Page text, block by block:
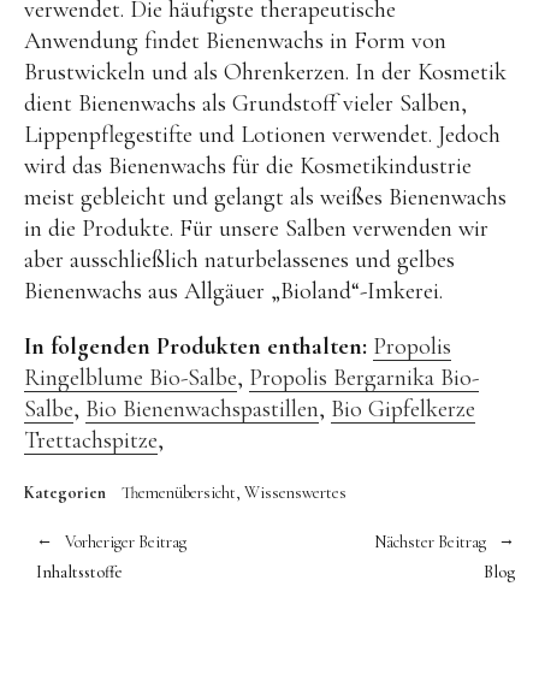
verwendet. Die häufigste therapeutische
Anwendung findet Bienenwachs in Form von
Brustwickeln und als Ohrenkerzen. In der Kosmetik
dient Bienenwachs als Grundstoff vieler Salben,
Lippenpflegestifte und Lotionen verwendet. Jedoch
wird das Bienenwachs für die Kosmetikindustrie
meist gebleicht und gelangt als weißes Bienenwachs
in die Produkte. Für unsere Salben verwenden wir
aber ausschließlich naturbelassenes und gelbes
Bienenwachs aus Allgäuer „Bioland“-Imkerei.
In folgenden Produkten enthalten: Propolis
Ringelblume Bio-Salbe, Propolis Bergarnika Bio-
Salbe, Bio Bienenwachspastillen, Bio Gipfelkerze
Trettachspitze,
Kategorien Themenübersicht Wissenswertes
Vorheriger Beitrag
Inhaltsstoffe
Nächster Beitrag
Blog